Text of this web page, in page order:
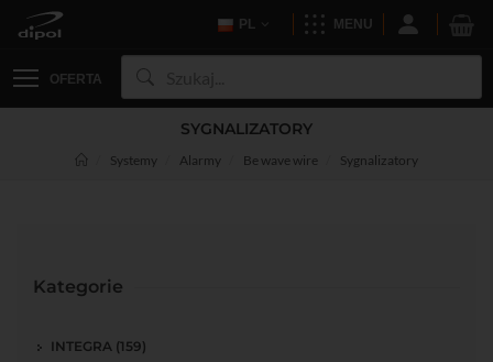
PL MENU
OFERTA
SYGNALIZATORY
Systemy Alarmy Be wave wire Sygnalizatory
Kategorie
INTEGRA (159)